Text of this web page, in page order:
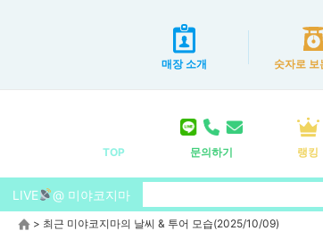
매장 소개 숫자로 보
TOP 문의하기 랭킹
LIVE @ 미야코지마
> 최근 미야코지마의 날씨 & 투어 모습(2025/10/09)